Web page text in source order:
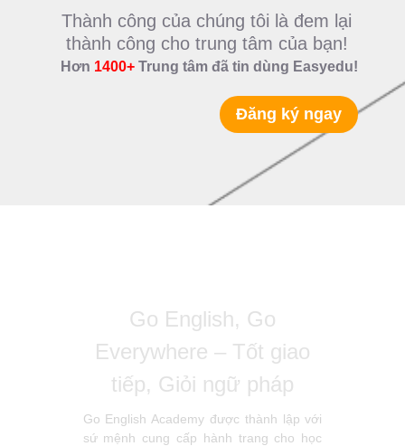
Thành công của chúng tôi là đem lại
thành công cho trung tâm của bạn!
Hơn 1400+ Trung tâm đã tin dùng Easyedu!
Đăng ký ngay
HỌC VIỆN ANH NGỮ
MPEEC – Your Progress
– Your success
HỌC VIỆN ANH NGỮ MPEEC là đơn vị
đào tạo ngoại ngữ, nghệ thuật & kỹ năng